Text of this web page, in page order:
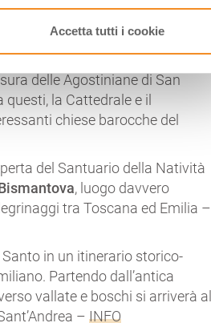
Accetta tutti i cookie
due weekend di ottobre.
delle Agostiniane di San
la Cattedrale e il
chiese barocche del
del Santuario della Natività
, luogo davvero
tra Toscana ed Emilia –
in un itinerario storico-
Partendo dall’antica
vallate e boschi si arriverà al
–INFO